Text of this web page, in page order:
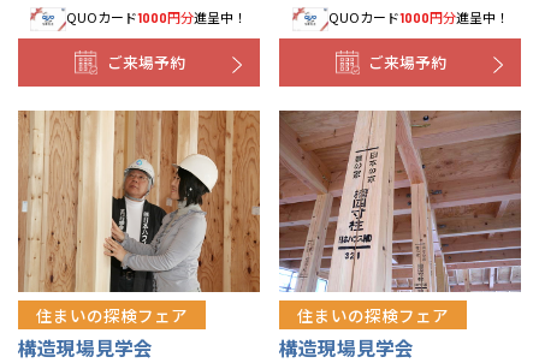
QUOカード1000円分進呈中！
ご来場予約
QUOカード1000円分進呈中！
ご来場予約
住まいの探検フェア
構造現場見学会
住まいの探検フェア
構造現場見学会